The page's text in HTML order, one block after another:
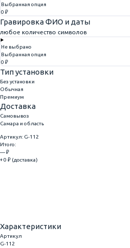
Выбранная опция
0 ₽
Гравировка ФИО и даты
любое количество символов
Не выбрано
Выбранная опция
0 ₽
Тип установки
Без установки
Обычная
Премиум
Доставка
Самовывоз
Самара и область
Артикул: G-112
Итого:
— ₽
+ 0 ₽ (доставка)
Характеристики
Артикул
G-112